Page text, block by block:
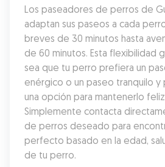
Los paseadores de perros de
adaptan sus paseos a cada
breves de 30 minutos hasta
de 60 minutos. Esta flexibilidad
sea que tu perro prefiera un
enérgico o un paseo tranquilo y
una opción para mantenerlo
Simplemente contacta
de perros deseado para
perfecto basado en la edad,
de tu perro.